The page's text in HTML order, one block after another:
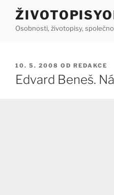
Přejít
obsahuOsobnosti, životopisy,
PUBLIKOVÁNO
10. 5. 2008 OD REDAKCE
Edvard Beneš.